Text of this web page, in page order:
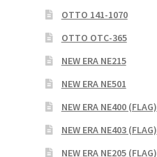
OTTO 141-1070
OTTO OTC-365
NEW ERA NE215
NEW ERA NE501
NEW ERA NE400 (FLAG)
NEW ERA NE403 (FLAG)
NEW ERA NE205 (FLAG)